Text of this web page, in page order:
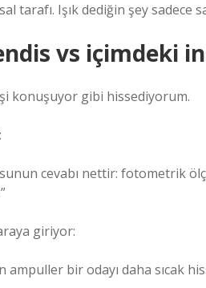
tarafı. Işık dediğin şey sadece
vs içimdeki
konuşuyor gibi hissediyorum.
cevabı nettir: fotometrik
giriyor:
ampuller bir odayı daha sıcak